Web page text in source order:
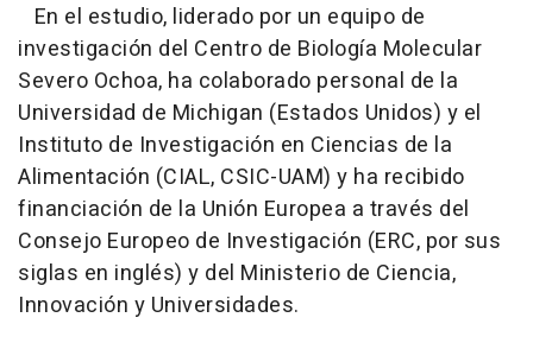
En el estudio, liderado por un equipo de
investigación del Centro de Biología Molecular
Severo Ochoa, ha colaborado personal de la
Universidad de Michigan (Estados Unidos) y el
Instituto de Investigación en Ciencias de la
Alimentación (CIAL, CSIC-UAM) y ha recibido
financiación de la Unión Europea a través del
Consejo Europeo de Investigación (ERC, por sus
siglas en inglés) y del Ministerio de Ciencia,
Innovación y Universidades.